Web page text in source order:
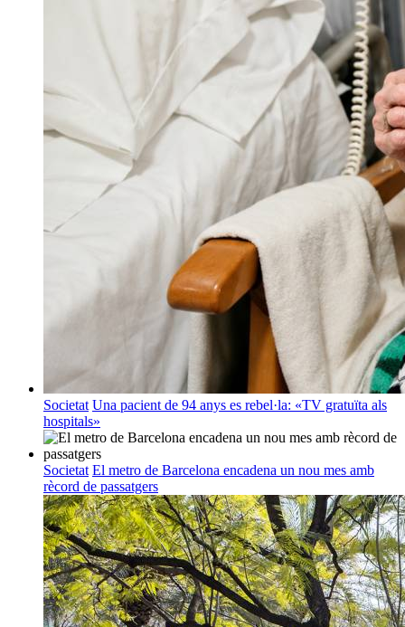
Societat Una pacient de 94 anys es rebel·la: «TV gratuïta als
hospitals»
Societat El metro de Barcelona encadena un nou mes amb
rècord de passatgers